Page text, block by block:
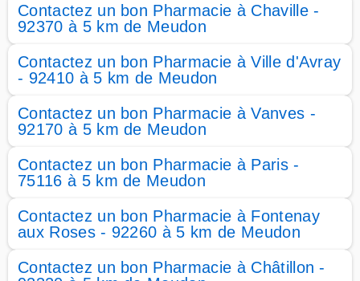
Contactez un bon Pharmacie à Chaville -
92370 à 5 km de Meudon
Contactez un bon Pharmacie à Ville d'Avray
- 92410 à 5 km de Meudon
Contactez un bon Pharmacie à Vanves -
92170 à 5 km de Meudon
Contactez un bon Pharmacie à Paris -
75116 à 5 km de Meudon
Contactez un bon Pharmacie à Fontenay
aux Roses - 92260 à 5 km de Meudon
Contactez un bon Pharmacie à Châtillon -